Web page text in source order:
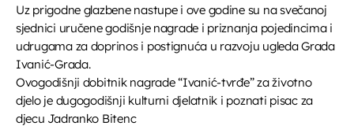
Uz prigodne glazbene nastupe i ove godine su na svečanoj
sjednici uručene godišnje nagrade i priznanja pojedincima i
udrugama za doprinos i postignuća u razvoju ugleda Grada
Ivanić-Grada.
Ovogodišnji dobitnik nagrade “Ivanić-tvrđe” za životno
djelo je dugogodišnji kulturni djelatnik i poznati pisac za
djecu Jadranko Bitenc